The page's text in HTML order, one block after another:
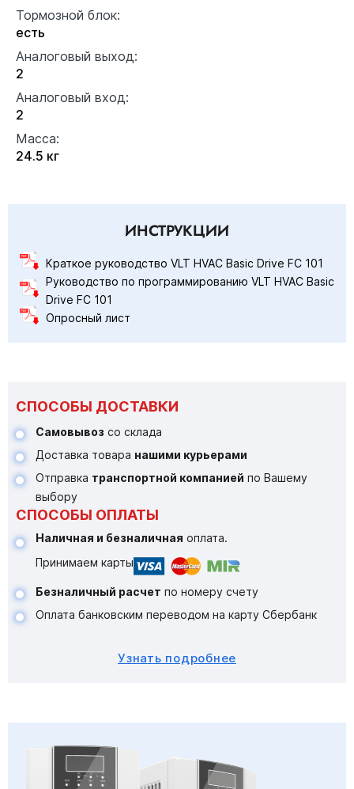
Тормозной блок:
есть
Аналоговый выход:
2
Аналоговый вход:
2
Масса:
24.5 кг
ИНСТРУКЦИИ
Краткое руководство VLT HVAC Basic Drive FC 101
Руководство по программированию VLT HVAC Basic
Drive FC 101
Опросный лист
СПОСОБЫ ДОСТАВКИ
Самовывоз со склада
Доставка товара нашими курьерами
Отправка транспортной компанией по Вашему
выбору
СПОСОБЫ ОПЛАТЫ
Наличная и безналичная оплата.
Принимаем карты
Безналичный расчет по номеру счету
Оплата банковским переводом на карту Сбербанк
Узнать подробнее